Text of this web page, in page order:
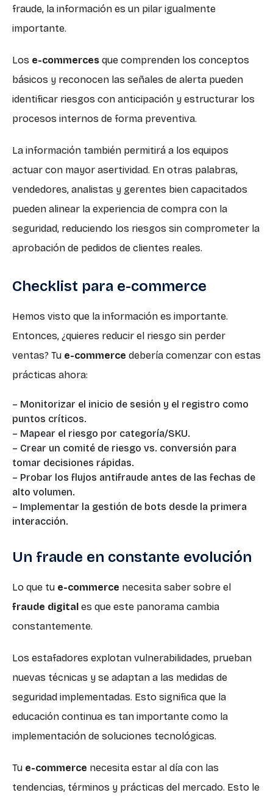
fraude, la información es un pilar igualmente
importante.
Los e-commerces que comprenden los conceptos
básicos y reconocen las señales de alerta pueden
identificar riesgos con anticipación y estructurar los
procesos internos de forma preventiva.
La información también permitirá a los equipos
actuar con mayor asertividad. En otras palabras,
vendedores, analistas y gerentes bien capacitados
pueden alinear la experiencia de compra con la
seguridad, reduciendo los riesgos sin comprometer la
aprobación de pedidos de clientes reales.
Checklist para e-commerce
Hemos visto que la información es importante.
Entonces, ¿quieres reducir el riesgo sin perder
ventas? Tu e-commerce debería comenzar con estas
prácticas ahora:
– Monitorizar el inicio de sesión y el registro como
puntos críticos.
– Mapear el riesgo por categoría/SKU.
– Crear un comité de riesgo vs. conversión para
tomar decisiones rápidas.
– Probar los flujos antifraude antes de las fechas de
alto volumen.
– Implementar la gestión de bots desde la primera
interacción.
Un fraude en constante evolución
Lo que tu e-commerce necesita saber sobre el
fraude digital es que este panorama cambia
constantemente.
Los estafadores explotan vulnerabilidades, prueban
nuevas técnicas y se adaptan a las medidas de
seguridad implementadas. Esto significa que la
educación continua es tan importante como la
implementación de soluciones tecnológicas.
Tu e-commerce necesita estar al día con las
tendencias, términos y prácticas del mercado. Esto le